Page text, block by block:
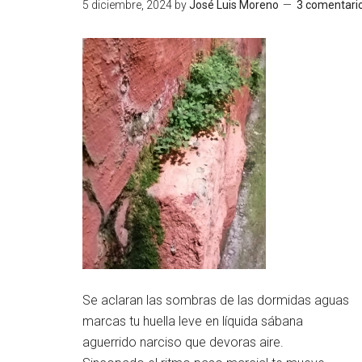
5 diciembre, 2024 byJosé Luis Moreno 3
Se aclaran las sombras de las dormidas aguas
marcas tu huella leve en líquida sábana
aguerrido narciso que devoras aire.